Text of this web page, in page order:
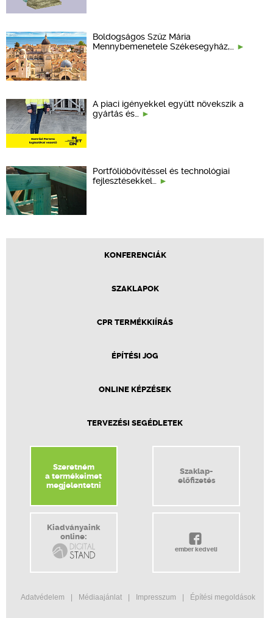
Boldogságos Szűz Mária
Mennybemenetele Székesegyház,…
A piaci igényekkel együtt növekszik a
gyártás és…
Portfólióbővítéssel és technológiai
fejlesztésekkel…
KONFERENCIÁK
SZAKLAPOK
CPR TERMÉKKIÍRÁS
ÉPÍTÉSI JOG
ONLINE KÉPZÉSEK
TERVEZÉSI SEGÉDLETEK
Szeretném
a termékeimet
megjelentetni
Szaklap-
előfizetés
Kiadványaink
online:
ember kedveli
Adatvédelem Médiaajánlat Impresszum Építési megoldások